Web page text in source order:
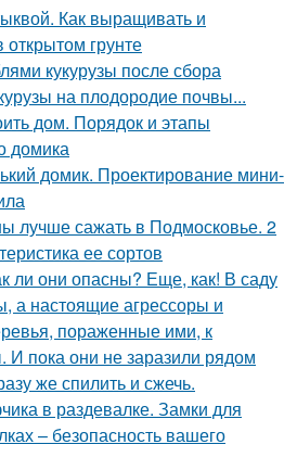
Как выращивать и
открытом грунте
кукурузы после сбора
на плодородие почвы...
дом. Порядок и этапы
домика
домик. Проектирование мини-
лучше сажать в Подмосковье. 2
ее сортов
ли они опасны? Еще, как! В саду
а настоящие агрессоры и
пораженные ими, к
пока они не заразили рядом
же спилить и сжечь.
в раздевалке. Замки для
– безопасность вашего